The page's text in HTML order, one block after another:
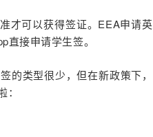
才可以获得签证。EEA申请英
接申请学生签。
的类型很少，但在新政策下，